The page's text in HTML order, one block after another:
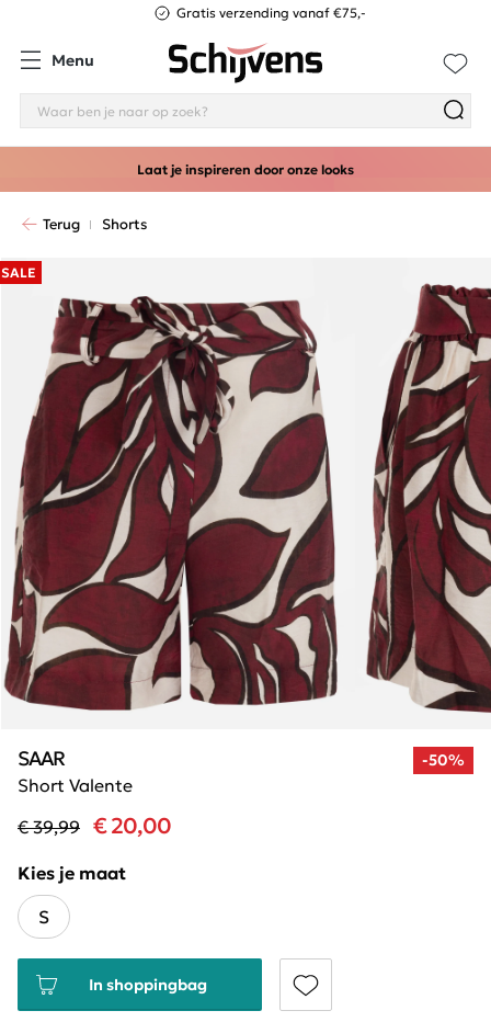
Gratis verzending vanaf €75,-
Menu
Laat je inspireren door onze looks
Terug Shorts
SALE
-50%
Short Valente
SAAR
€ 39,99 € 20,00
Kies je maat
S
In shoppingbag